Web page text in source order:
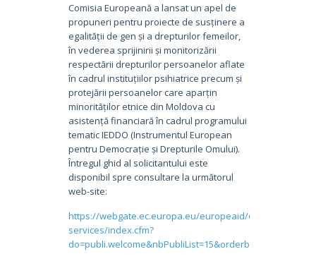
Comisia Europeană a lansat un apel de
propuneri pentru proiecte de susținere a
egalității de gen și a drepturilor femeilor,
în vederea sprijinirii și monitorizării
respectării drepturilor persoanelor aflate
în cadrul instituțiilor psihiatrice precum și
protejării persoanelor care aparțin
minorităților etnice din Moldova cu
asistență financiară în cadrul programului
tematic IEDDO (Instrumentul European
pentru Democrație și Drepturile Omului).
Întregul ghid al solicitantului este
disponibil spre consultare la următorul
web-site:
https://webgate.ec.europa.eu/europeaid/online-
services/index.cfm?